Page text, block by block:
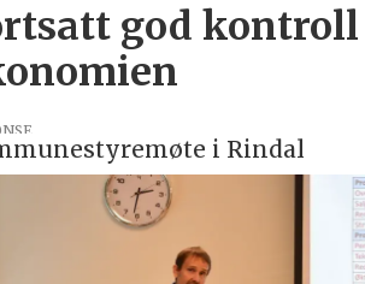
god kontroll
i Rindal